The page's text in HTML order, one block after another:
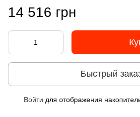
14 516 грн
Быстрый
Войти для отображения